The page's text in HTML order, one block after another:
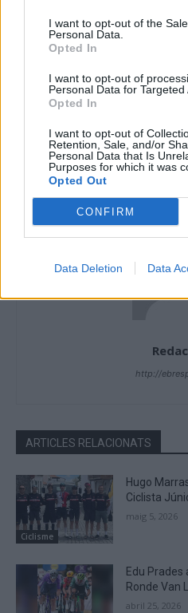
I want to opt-out of the
Personal Data.
Opted In
I want to opt-out of
Personal Data for Targeted
Opted In
I want to opt-out of
Retention, Sale, and/or
Personal Data that Is
Purposes for which it was
Opted Out
CONFIRM
Data Deletion Data
L’ampostí Arnau Solà inicia
una nova etapa al futbol
portuguès amb el FC Arouca
http://
ARTICLES RELACIONATS
Ciclisme
Hugo
Ciclista
maig 5, 2026
Edu Prades
Ronde Van
abril 25, 2026